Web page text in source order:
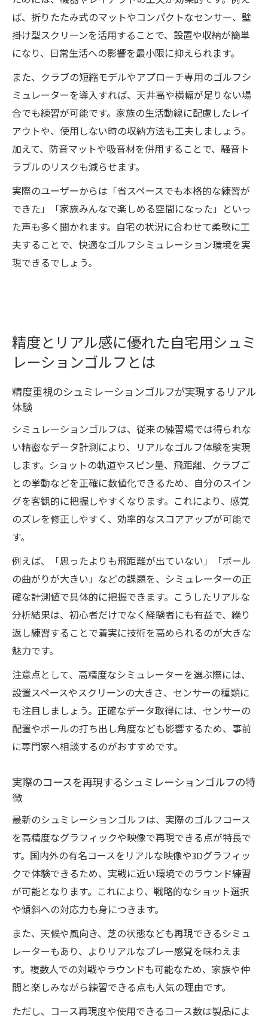
ば、折りたたみ式のマットやコンパクトなセンサー、壁
掛け型スクリーンを活用することで、設置や収納が簡単
になり、日常生活への影響を最小限に抑えられます。
また、クラブの短縮モデルやアプローチ専用のゴルフシ
ミュレーターを導入すれば、天井高や横幅が足りない場
合でも練習が可能です。家族の生活動線に配慮したレイ
アウトや、使用しない時の収納方法も工夫しましょう。
加えて、防音マットや吸音材を併用することで、騒音ト
ラブルのリスクも減らせます。
実際のユーザーからは「省スペースでも本格的な練習が
できた」「家族みんなで楽しめる空間になった」といっ
た声も多く聞かれます。自宅の状況に合わせて柔軟に工
夫することで、快適なゴルフシミュレーション環境を実
現できるでしょう。
精度とリアル感に優れた自宅用シュミ
レーションゴルフとは
精度重視のシュミレーションゴルフが実現するリアル
体験
シミュレーションゴルフは、従来の練習場では得られな
い精密なデータ計測により、リアルなゴルフ体験を実現
します。ショットの軌道やスピン量、飛距離、クラブご
との挙動などを正確に数値化できるため、自分のスイン
グを客観的に把握しやすくなります。これにより、感覚
のズレを修正しやすく、効率的なスコアアップが可能で
す。
例えば、「思ったよりも飛距離が出ていない」「ボール
の曲がりが大きい」などの課題を、シミュレーターの正
確な計測値で具体的に把握できます。こうしたリアルな
分析結果は、初心者だけでなく経験者にも有益で、繰り
返し練習することで着実に技術を高められるのが大きな
魅力です。
注意点として、高精度なシミュレーターを選ぶ際には、
設置スペースやスクリーンの大きさ、センサーの種類に
も注目しましょう。正確なデータ取得には、センサーの
配置やボールの打ち出し角度なども影響するため、事前
に専門家へ相談するのがおすすめです。
実際のコースを再現するシュミレーションゴルフの特
徴
最新のシュミレーションゴルフは、実際のゴルフコース
を高精度なグラフィックや映像で再現できる点が特長で
す。国内外の有名コースをリアルな映像や3Dグラフィッ
クで体験できるため、実戦に近い環境でのラウンド練習
が可能となります。これにより、戦略的なショット選択
や傾斜への対応力も身につきます。
また、天候や風向き、芝の状態なども再現できるシミュ
レーターもあり、よりリアルなプレー感覚を味わえま
す。複数人での対戦やラウンドも可能なため、家族や仲
間と楽しみながら練習できる点も人気の理由です。
ただし、コース再現度や使用できるコース数は製品によ